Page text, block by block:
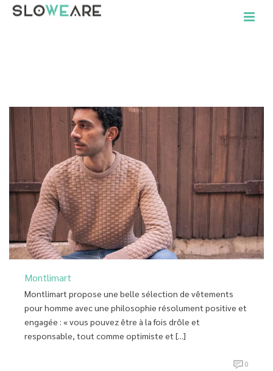
Montlimart
Montlimart propose une belle sélection de vêtements
pour homme avec une philosophie résolument positive et
engagée : « vous pouvez être à la fois drôle et
responsable, tout comme optimiste et [...]
0